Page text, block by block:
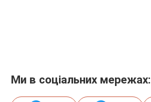
Ми в соціальних мережах: